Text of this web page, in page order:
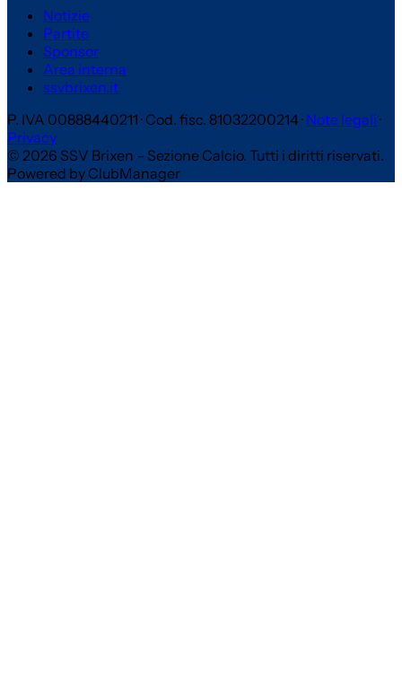
Notizie
Partite
Sponsor
Area interna
ssvbrixen.it
P. IVA 00888440211 · Cod. fisc. 81032200214 · Note legali ·
Privacy
© 2026 SSV Brixen – Sezione Calcio. Tutti i diritti riservati.
Powered by ClubManager